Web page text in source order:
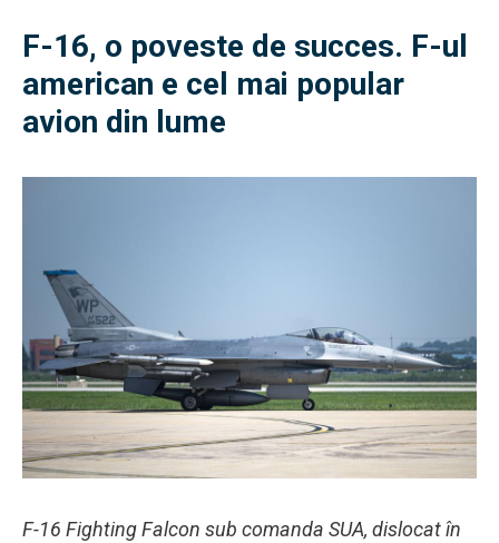
F-16, o poveste de succes. F-ul
american e cel mai popular
avion din lume
F-16 Fighting Falcon sub comanda SUA, dislocat în